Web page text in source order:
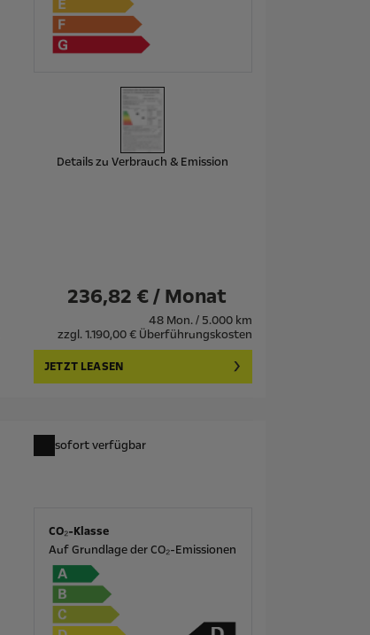
Details zu Verbrauch & Emission
236,82 € / Monat
48 Mon. / 5.000 km
zzgl. 1.190,00 € Überführungskosten
JETZT LEASEN
sofort verfügbar
CO₂-Klasse
Auf Grundlage der CO₂-Emissionen